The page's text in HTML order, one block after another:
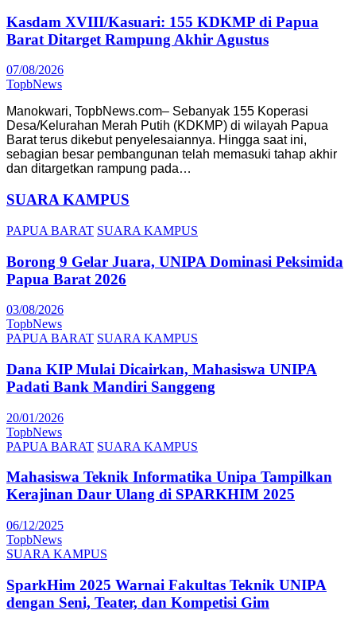
Kasdam XVIII/Kasuari: 155 KDKMP di Papua
Barat Ditarget Rampung Akhir Agustus
07/08/2026
TopbNews
Manokwari, TopbNews.com– Sebanyak 155 Koperasi
Desa/Kelurahan Merah Putih (KDKMP) di wilayah Papua
Barat terus dikebut penyelesaiannya. Hingga saat ini,
sebagian besar pembangunan telah memasuki tahap akhir
dan ditargetkan rampung pada…
SUARA KAMPUS
PAPUA BARAT SUARA KAMPUS
Borong 9 Gelar Juara, UNIPA Dominasi Peksimida
Papua Barat 2026
03/08/2026
TopbNews
PAPUA BARAT SUARA KAMPUS
Dana KIP Mulai Dicairkan, Mahasiswa UNIPA
Padati Bank Mandiri Sanggeng
20/01/2026
TopbNews
PAPUA BARAT SUARA KAMPUS
Mahasiswa Teknik Informatika Unipa Tampilkan
Kerajinan Daur Ulang di SPARKHIM 2025
06/12/2025
TopbNews
SUARA KAMPUS
SparkHim 2025 Warnai Fakultas Teknik UNIPA
dengan Seni, Teater, dan Kompetisi Gim